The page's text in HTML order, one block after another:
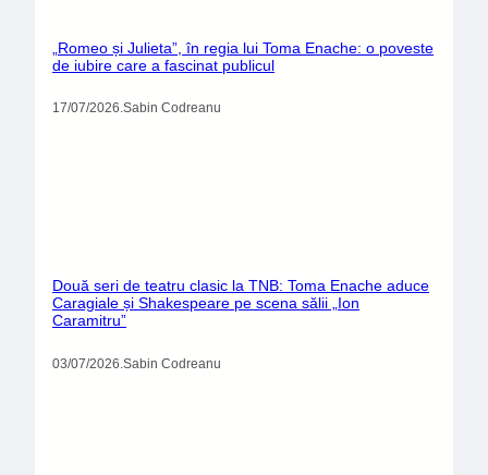
„Romeo și Julieta”, în regia lui Toma Enache: o poveste
de iubire care a fascinat publicul
17/07/2026.Sabin Codreanu
Două seri de teatru clasic la TNB: Toma Enache aduce
Caragiale și Shakespeare pe scena sălii „Ion
Caramitru”
03/07/2026.Sabin Codreanu